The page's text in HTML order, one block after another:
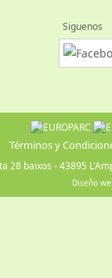
Siguenos
Términos y
28 baixos - 43895
Diseño